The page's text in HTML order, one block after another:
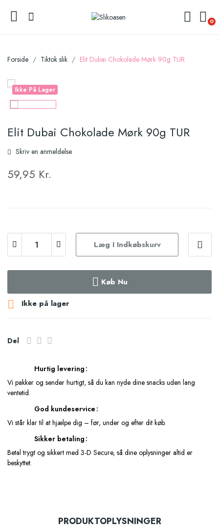
0
Forside Tiktok slik Elit Dubai Chokolade Mørk 90g TUR
Ikke På Lager
Elit Dubai Chokolade Mørk 90g TUR
Skriv en anmeldelse
59,95 Kr.
Læg I Indkøbskurv
Køb Nu
 Ikke på lager
Del
Hurtig levering
Vi pakker og sender hurtigt, så du kan nyde dine snacks uden lang
ventetid.
God kundeservice
Vi står klar til at hjælpe dig – før, under og efter dit køb.
Sikker betaling
Betal trygt og sikkert med 3-D Secure, så dine oplysninger altid er
beskyttet.
PRODUKTOPLYSNINGER